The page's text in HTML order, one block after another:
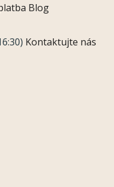
Blog
Kontaktujte nás